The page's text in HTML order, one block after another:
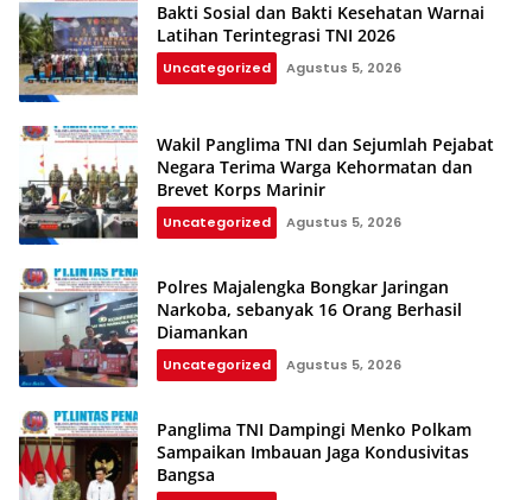
Bakti Sosial dan Bakti Kesehatan Warnai
Latihan Terintegrasi TNI 2026
Uncategorized Agustus 5, 2026
Wakil Panglima TNI dan Sejumlah Pejabat
Negara Terima Warga Kehormatan dan
Brevet Korps Marinir
Uncategorized Agustus 5, 2026
Polres Majalengka Bongkar Jaringan
Narkoba, sebanyak 16 Orang Berhasil
Diamankan
Uncategorized Agustus 5, 2026
Panglima TNI Dampingi Menko Polkam
Sampaikan Imbauan Jaga Kondusivitas
Bangsa